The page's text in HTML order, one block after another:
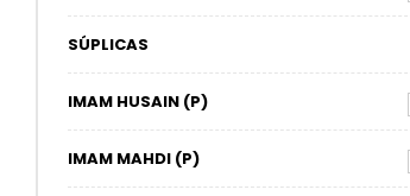
SÚPLICAS
IMAM HUSAIN (P)
IMAM MAHDI (P)